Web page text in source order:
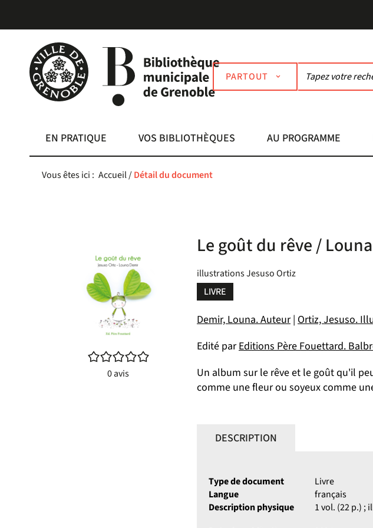
menu
contenu
la
PARTOUT
EN PRATIQUE VOS BIBLIOTHÈQUES AU PROGRAMME
Vous êtes ici : Accueil/Détail du document
/5
0avis
Le goût du rêve /
illustrations Jesuso Ortiz
LIVRE
Demir, Louna. Auteur| Ortiz, Jesuso.
Edité parEditions Père Fouettard.
Un album sur le rêve et le goût qu'il
comme une fleur ou soyeux comme
DESCRIPTION
Type de document
Livre
Langue
français
Description physique
1 vol. (22 p.) ;